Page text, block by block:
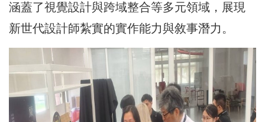
涵蓋了視覺設計與跨域整合等多元領域，展現
新世代設計師紮實的實作能力與敘事潛力。